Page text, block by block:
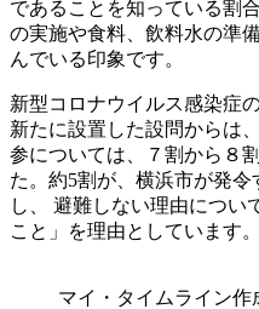
であることを知っている割
の実施や食料、飲料水の準
んでいる印象です。
新型コロナウイルス感染症
新たに設置した設問からは
参については、７割から８
た。約5割が、横浜市が発
し、 避難しない理由につい
こと」を理由としています。
マイ・タイムライン作